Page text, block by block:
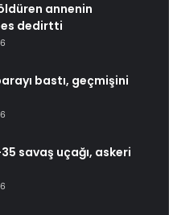
annenin
dedirtti
bastı, geçmişini
savaş uçağı, askeri